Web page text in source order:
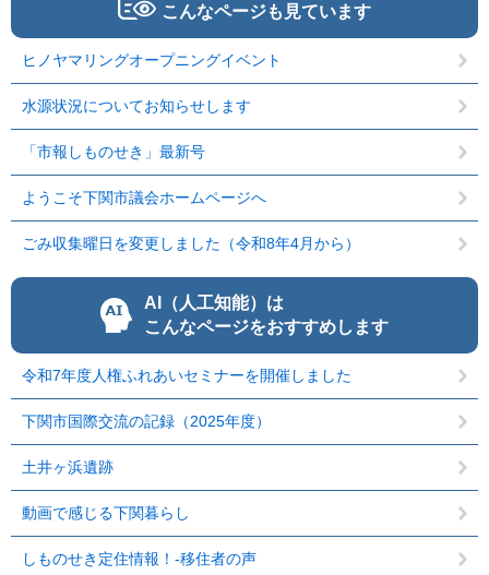
こんなページも見ています
ヒノヤマリングオープニングイベント
水源状況についてお知らせします
「市報しものせき」最新号
ようこそ下関市議会ホームページへ
ごみ収集曜日を変更しました（令和8年4月から）
AI（人工知能）は
こんなページをおすすめします
令和7年度人権ふれあいセミナーを開催しました
下関市国際交流の記録（2025年度）
土井ヶ浜遺跡
動画で感じる下関暮らし
しものせき定住情報！-移住者の声